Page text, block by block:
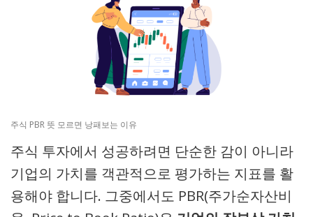
주식 PBR 뜻 모르면 낭패보는 이유
주식 투자에서 성공하려면 단순한 감이 아니라
기업의 가치를 객관적으로 평가하는 지표를 활
용해야 합니다. 그중에서도 PBR(주가순자산비